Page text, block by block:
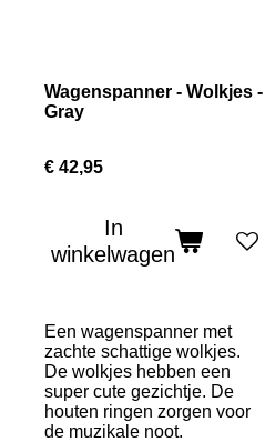
Wagenspanner - Wolkjes -
Gray
€ 42,95
In
winkelwagen
Een wagenspanner met
zachte schattige wolkjes.
De wolkjes hebben een
super cute gezichtje. De
houten ringen zorgen voor
de muzikale noot.